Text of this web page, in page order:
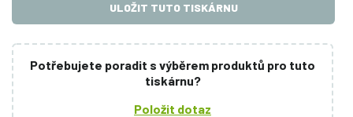
ULOŽIT TUTO TISKÁRNU
Potřebujete poradit s výběrem produktů pro tuto
tiskárnu?
Položit dotaz